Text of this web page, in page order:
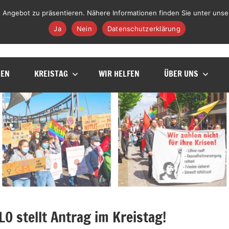
Facebook
Instagram
YouTube
TikTok
Telegram
WhatsApp
E-Mail
KREISTAG WIR HELFEN ÜBER UNS
stellt Antrag im Kreistag!
zu präsentieren. Nähere Informationen finden Sie unter
Ja
Nein Datenschutzerklärung